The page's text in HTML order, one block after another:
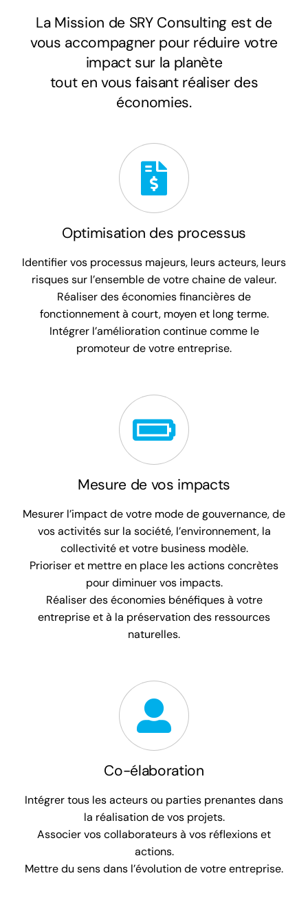
La Mission de SRY Consulting est de
vous accompagner pour réduire votre
impact sur la planète
tout en vous faisant réaliser des
économies.
Optimisation des processus
Identifier vos processus majeurs, leurs acteurs, leurs
risques sur l’ensemble de votre chaine de valeur.
Réaliser des économies financières de
fonctionnement à court, moyen et long terme.
Intégrer l’amélioration continue comme le
promoteur de votre entreprise.
Mesure de vos impacts
Mesurer l’impact de votre mode de gouvernance, de
vos activités sur la société, l’environnement, la
collectivité et votre business modèle.
Prioriser et mettre en place les actions concrètes
pour diminuer vos impacts.
Réaliser des économies bénéfiques à votre
entreprise et à la préservation des ressources
naturelles.
Co-élaboration
Intégrer tous les acteurs ou parties prenantes dans
la réalisation de vos projets.
Associer vos collaborateurs à vos réflexions et
actions.
Mettre du sens dans l’évolution de votre entreprise.